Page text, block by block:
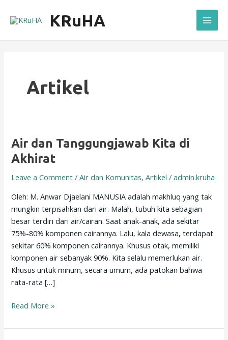
KRuHA
Main
Artikel
Air dan Tanggungjawab Kita di
Akhirat
Leave a Comment /Air dan Komunitas,Artikel /admin.kruha
Oleh: M. Anwar Djaelani MANUSIA adalah makhluq yang tak
mungkin terpisahkan dari air. Malah, tubuh kita sebagian
besar terdiri dari air/cairan. Saat anak-anak, ada sekitar
75%-80% komponen cairannya. Lalu, kala dewasa, terdapat
sekitar 60% komponen cairannya. Khusus otak, memiliki
komponen air sebanyak 90%. Kita selalu memerlukan air.
Khusus untuk minum, secara umum, ada patokan bahwa
rata-rata […]
Air
dan
Tanggungjawab
Kita
Akhirat
Read More »
pagination